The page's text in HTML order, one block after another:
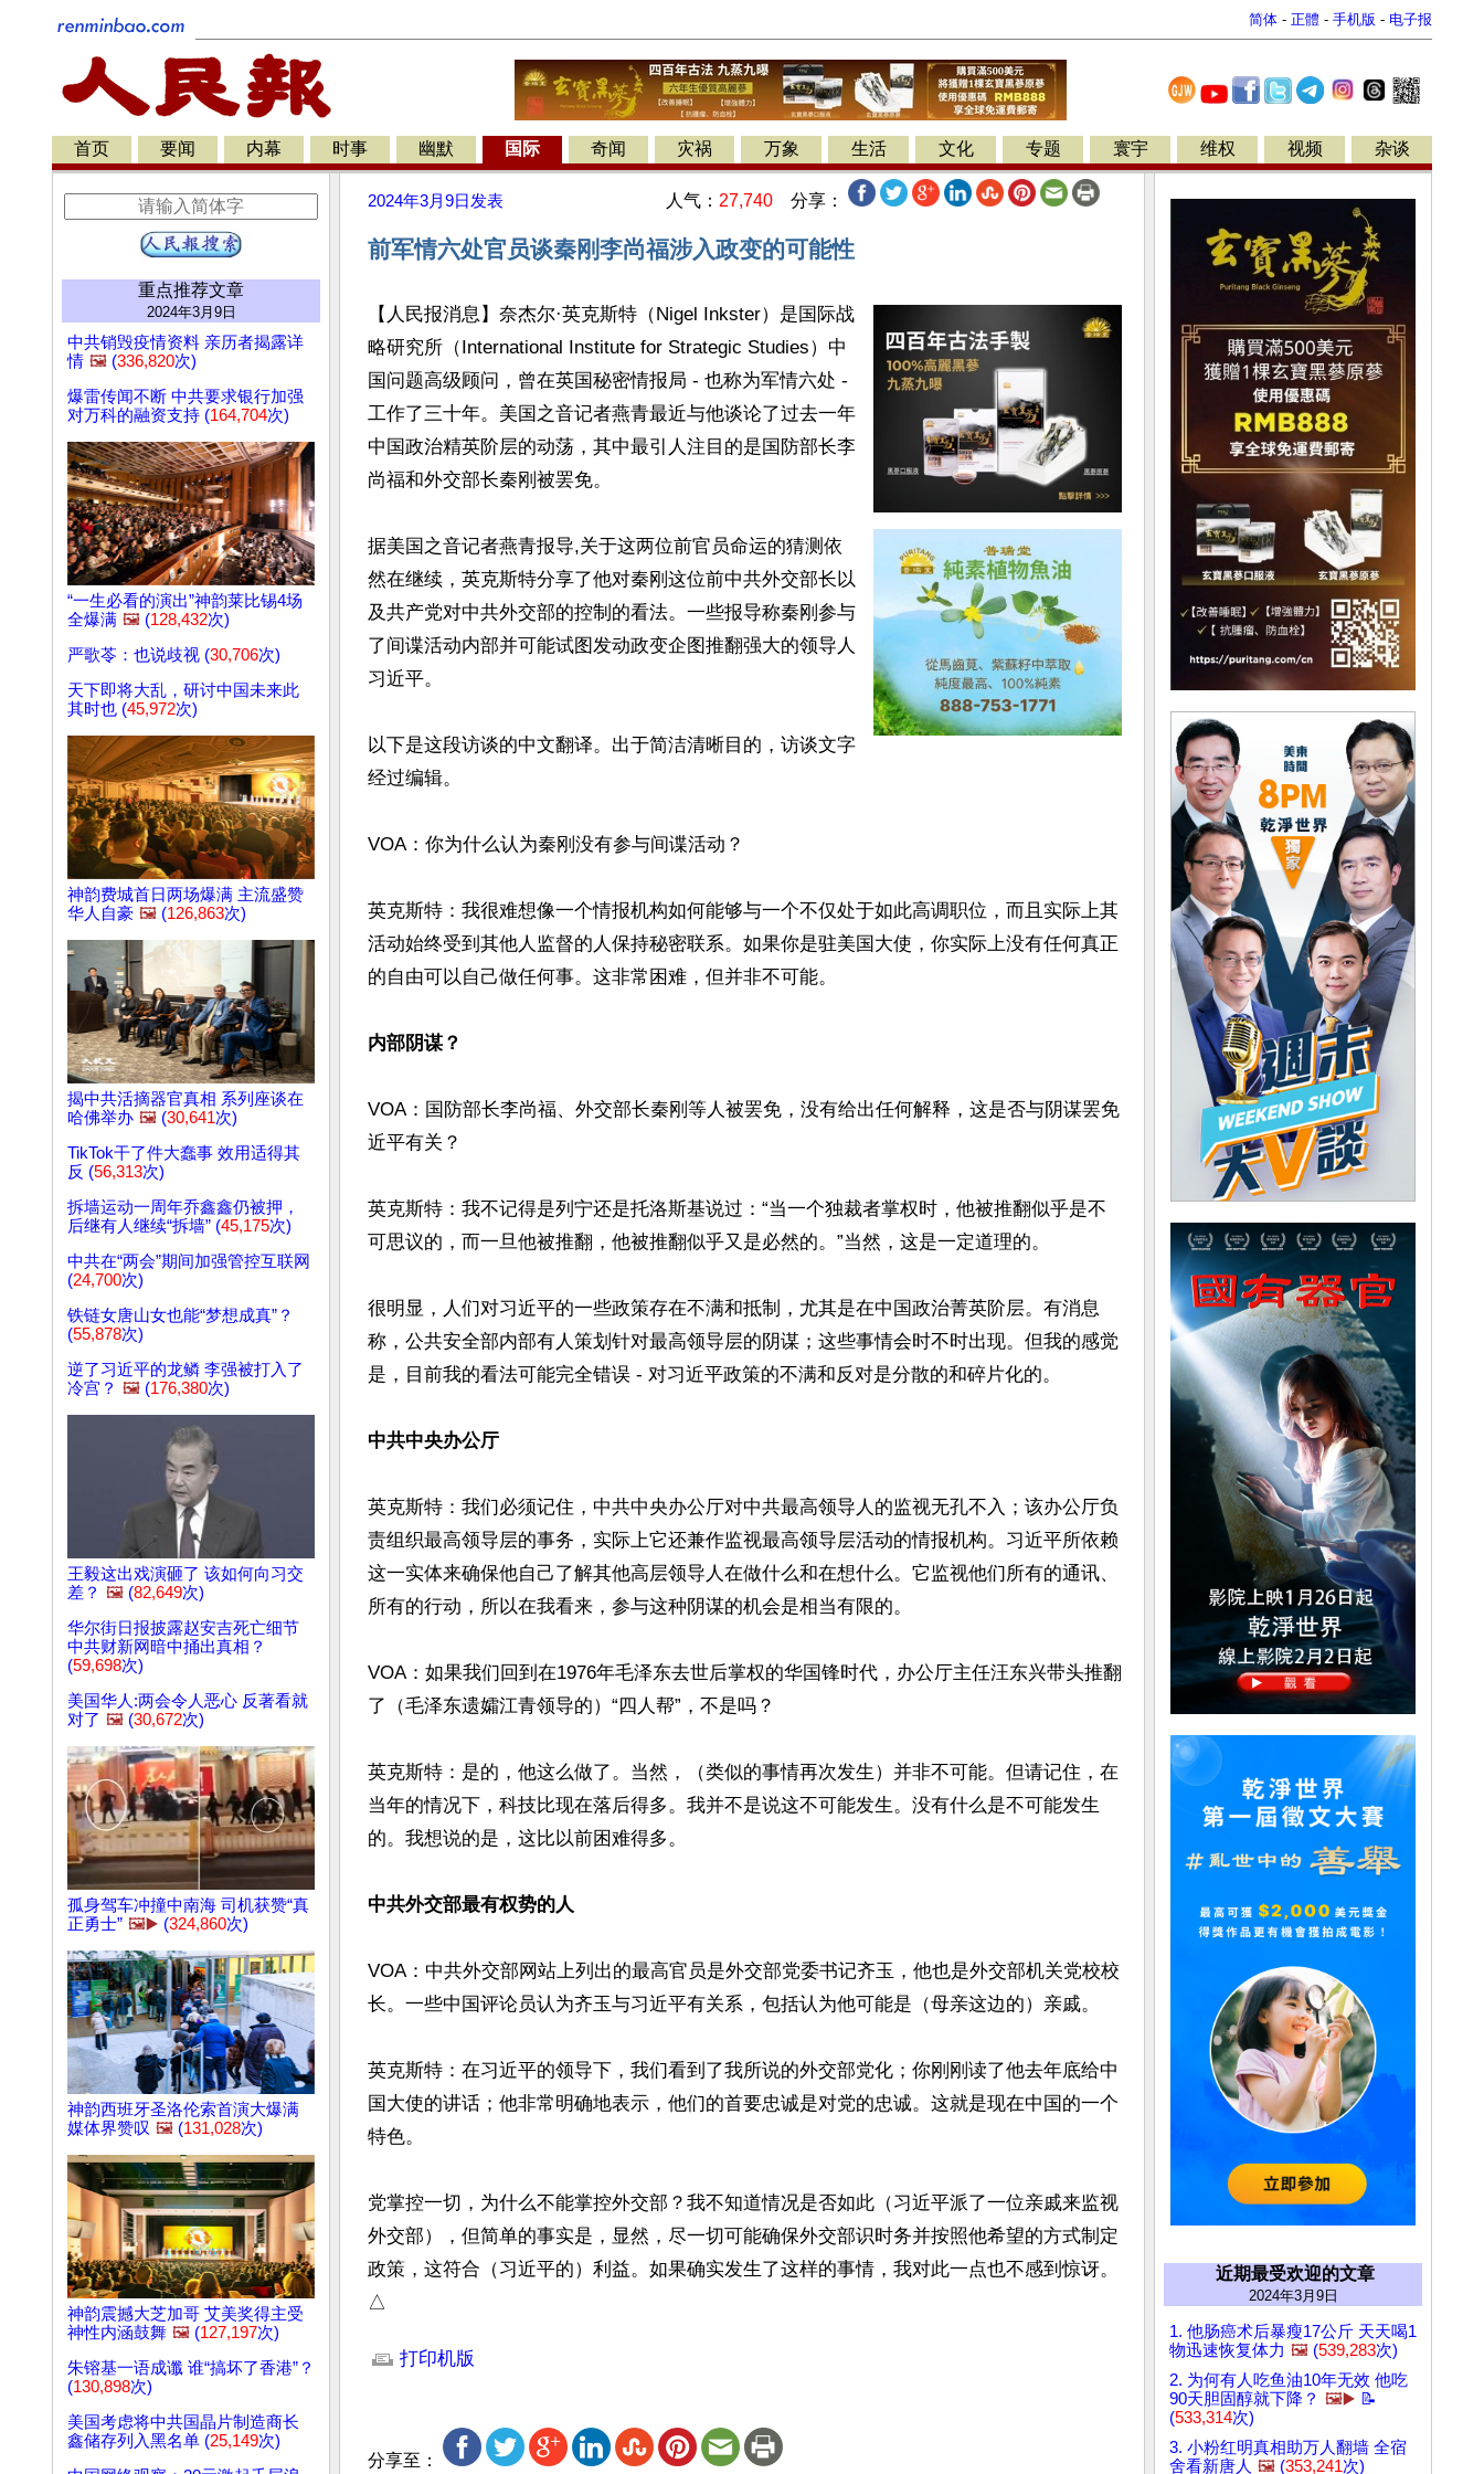
简体 - 正體 - 手机版 - 电子报
首页 要闻 内幕 时事 幽默 国际 奇闻 灾祸 万象 生活 文化 专题 寰宇 维权 视频 杂谈
重点推荐文章
2024年3月9日
中共销毁疫情资料 亲历者揭露详
情 🖼️ (336,820次)
爆雷传闻不断 中共要求银行加强
对万科的融资支持 (164,704次)
“一生必看的演出”神韵莱比锡4场
全爆满 🖼️ (128,432次)
严歌苓：也说歧视 (30,706次)
天下即将大乱，研讨中国未来此
其时也 (45,972次)
神韵费城首日两场爆满 主流盛赞
华人自豪 🖼️ (126,863次)
揭中共活摘器官真相 系列座谈在
哈佛举办 🖼️ (30,641次)
TikTok干了件大蠢事 效用适得其
反 (56,313次)
拆墙运动一周年乔鑫鑫仍被押，
后继有人继续“拆墙” (45,175次)
中共在“两会”期间加强管控互联网
(24,700次)
铁链女唐山女也能“梦想成真”？
(55,878次)
逆了习近平的龙鳞 李强被打入了
冷宫？ 🖼️ (176,380次)
王毅这出戏演砸了 该如何向习交
差？ 🖼️ (82,649次)
华尔街日报披露赵安吉死亡细节
中共财新网暗中捅出真相？
(59,698次)
美国华人:两会令人恶心 反著看就
对了 🖼️ (30,672次)
孤身驾车冲撞中南海 司机获赞“真
正勇士” 🖼️▶️ (324,860次)
神韵西班牙圣洛伦索首演大爆满
媒体界赞叹 🖼️ (131,028次)
神韵震撼大芝加哥 艾美奖得主受
神性内涵鼓舞 🖼️ (127,197次)
朱镕基一语成谶 谁“搞坏了香港”？
(130,898次)
美国考虑将中共国晶片制造商长
鑫储存列入黑名单 (25,149次)
2024年3月9日 发表 人气： 27,740 分享：
前军情六处官员谈秦刚李尚福涉入政变的可能性
【人民报消息】奈杰尔·英克斯特（Nigel Inkster）是国际战
略研究所（International Institute for Strategic Studies）中
国问题高级顾问，曾在英国秘密情报局 - 也称为军情六处 -
工作了三十年。美国之音记者燕青最近与他谈论了过去一年
中国政治精英阶层的动荡，其中最引人注目的是国防部长李
尚福和外交部长秦刚被罢免。
据美国之音记者燕青报导,关于这两位前官员命运的猜测依
然在继续，英克斯特分享了他对秦刚这位前中共外交部长以
及共产党对中共外交部的控制的看法。一些报导称秦刚参与
了间谍活动内部并可能试图发动政变企图推翻强大的领导人
习近平。
以下是这段访谈的中文翻译。出于简洁清晰目的，访谈文字
经过编辑。
VOA：你为什么认为秦刚没有参与间谍活动？
英克斯特：我很难想像一个情报机构如何能够与一个不仅处于如此高调职位，而且实际上其
活动始终受到其他人监督的人保持秘密联系。如果你是驻美国大使，你实际上没有任何真正
的自由可以自己做任何事。这非常困难，但并非不可能。
内部阴谋？
VOA：国防部长李尚福、外交部长秦刚等人被罢免，没有给出任何解释，这是否与阴谋罢免
近平有关？
英克斯特：我不记得是列宁还是托洛斯基说过：“当一个独裁者掌权时，他被推翻似乎是不
可思议的，而一旦他被推翻，他被推翻似乎又是必然的。”当然，这是一定道理的。
很明显，人们对习近平的一些政策存在不满和抵制，尤其是在中国政治菁英阶层。有消息
称，公共安全部内部有人策划针对最高领导层的阴谋；这些事情会时不时出现。但我的感觉
是，目前我的看法可能完全错误 - 对习近平政策的不满和反对是分散的和碎片化的。
中共中央办公厅
英克斯特：我们必须记住，中共中央办公厅对中共最高领导人的监视无孔不入；该办公厅负
责组织最高领导层的事务，实际上它还兼作监视最高领导层活动的情报机构。习近平所依赖
这一实体来确保他自己了解其他高层领导人在做什么和在想什么。它监视他们所有的通讯、
所有的行动，所以在我看来，参与这种阴谋的机会是相当有限的。
VOA：如果我们回到在1976年毛泽东去世后掌权的华国锋时代，办公厅主任汪东兴带头推翻
了（毛泽东遗孀江青领导的）“四人帮”，不是吗？
英克斯特：是的，他这么做了。当然，（类似的事情再次发生）并非不可能。但请记住，在
当年的情况下，科技比现在落后得多。我并不是说这不可能发生。没有什么是不可能发生
的。我想说的是，这比以前困难得多。
中共外交部最有权势的人
VOA：中共外交部网站上列出的最高官员是外交部党委书记齐玉，他也是外交部机关党校校
长。一些中国评论员认为齐玉与习近平有关系，包括认为他可能是（母亲这边的）亲戚。
英克斯特：在习近平的领导下，我们看到了我所说的外交部党化；你刚刚读了他去年底给中
国大使的讲话；他非常明确地表示，他们的首要忠诚是对党的忠诚。这就是现在中国的一个
特色。
党掌控一切，为什么不能掌控外交部？我不知道情况是否如此（习近平派了一位亲戚来监视
外交部），但简单的事实是，显然，尽一切可能确保外交部识时务并按照他希望的方式制定
政策，这符合（习近平的）利益。如果确实发生了这样的事情，我对此一点也不感到惊讶。
△
打印机版
分享至：
近期最受欢迎的文章
2024年3月9日
1. 他肠癌术后暴瘦17公斤 天天喝1
物迅速恢复体力 🖼️ (539,283次)
2. 为何有人吃鱼油10年无效 他吃
90天胆固醇就下降？ 🖼️▶️ 📝
(533,314次)
3. 小粉红明真相助万人翻墙 全宿
舍看新唐人 🖼️ (353,241次)